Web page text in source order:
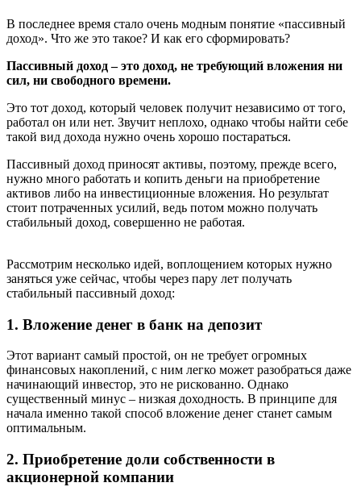
В последнее время стало очень модным понятие «пассивный
доход». Что же это такое? И как его сформировать?
Пассивный доход – это доход, не требующий вложения ни
сил, ни свободного времени.
Это тот доход, который человек получит независимо от того,
работал он или нет. Звучит неплохо, однако чтобы найти себе
такой вид дохода нужно очень хорошо постараться.
Пассивный доход приносят активы, поэтому, прежде всего,
нужно много работать и копить деньги на приобретение
активов либо на инвестиционные вложения. Но результат
стоит потраченных усилий, ведь потом можно получать
стабильный доход, совершенно не работая.
Рассмотрим несколько идей, воплощением которых нужно
заняться уже сейчас, чтобы через пару лет получать
стабильный пассивный доход:
1. Вложение денег в банк на депозит
Этот вариант самый простой, он не требует огромных
финансовых накоплений, с ним легко может разобраться даже
начинающий инвестор, это не рискованно. Однако
существенный минус – низкая доходность. В принципе для
начала именно такой способ вложение денег станет самым
оптимальным.
2. Приобретение доли собственности в
акционерной компании